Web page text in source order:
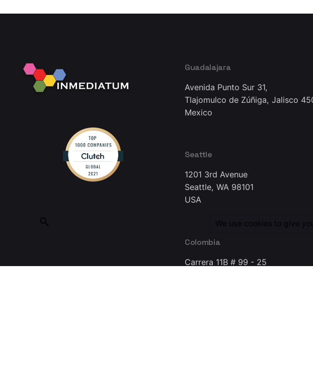
Guadalajara
Avenida Punto Sur 31,
Tlajomulco de Zúñiga, Jalisco
Mexico
Seattle
1201 3rd Avenue
Seattle, WA 98101
USA
Colombia
Carrera 11B # 99 - 25
We use cookies to give